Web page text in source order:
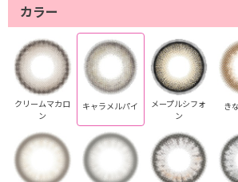
カラー
クリームマカロ
ン
キャラメルパイ
メープルシフォ
ン
き